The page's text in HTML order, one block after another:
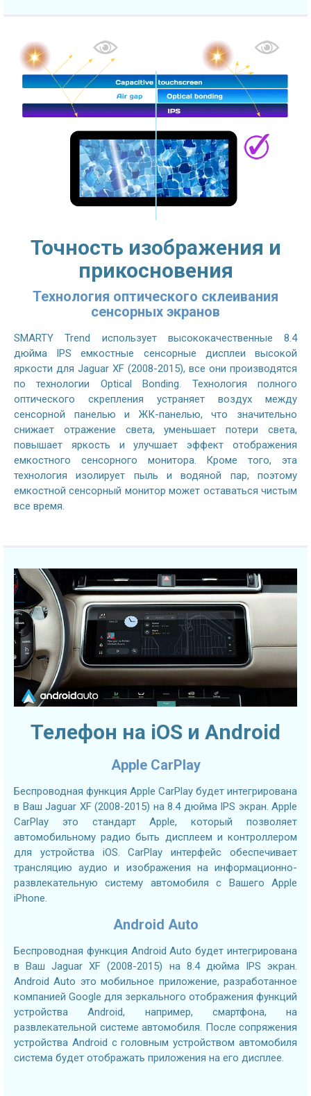
Точность изображения и
прикосновения
Технология оптического склеивания
сенсорных экранов
SMARTY Trend использует высококачественные 8.4
дюйма IPS емкостные сенсорные дисплеи высокой
яркости для Jaguar XF (2008-2015), все они производятся
по технологии Optical Bonding. Технология полного
оптического скрепления устраняет воздух между
сенсорной панелью и ЖК-панелью, что значительно
снижает отражение света, уменьшает потери света,
повышает яркость и улучшает эффект отображения
емкостного сенсорного монитора. Кроме того, эта
технология изолирует пыль и водяной пар, поэтому
емкостной сенсорный монитор может оставаться чистым
все время.
Телефон на iOS и Android
Apple CarPlay
Беспроводная функция Apple CarPlay будет интегрирована
в Ваш Jaguar XF (2008-2015) на 8.4 дюйма IPS экран. Apple
CarPlay это стандарт Apple, который позволяет
автомобильному радио быть дисплеем и контроллером
для устройства iOS. CarPlay интерфейс обеспечивает
трансляцию аудио и изображения на информационно-
развлекательную систему автомобиля с Вашего Apple
iPhone.
Android Auto
Беспроводная функция Android Auto будет интегрирована
в Ваш Jaguar XF (2008-2015) на 8.4 дюйма IPS экран.
Android Auto это мобильное приложение, разработанное
компанией Google для зеркального отображения функций
устройства Android, например, смартфона, на
развлекательной системе автомобиля. После сопряжения
устройства Android с головным устройством автомобиля
система будет отображать приложения на его дисплее.